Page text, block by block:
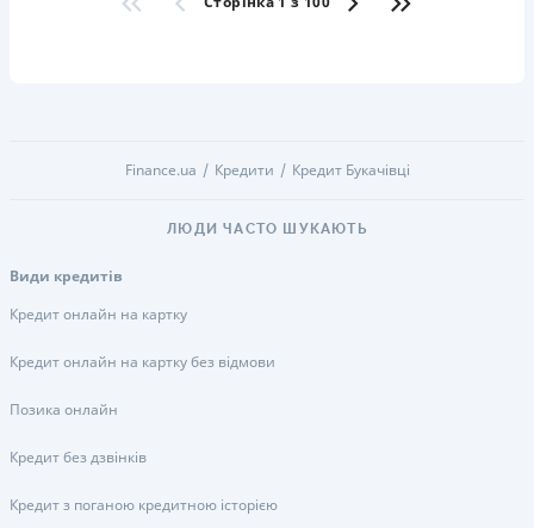
Finance.ua Кредити Кредит Букачівці
ЛЮДИ ЧАСТО ШУКАЮТЬ
Види кредитів
Кредит онлайн на картку
Кредит онлайн на картку без відмови
Позика онлайн
Кредит без дзвінків
Кредит з поганою кредитною історією